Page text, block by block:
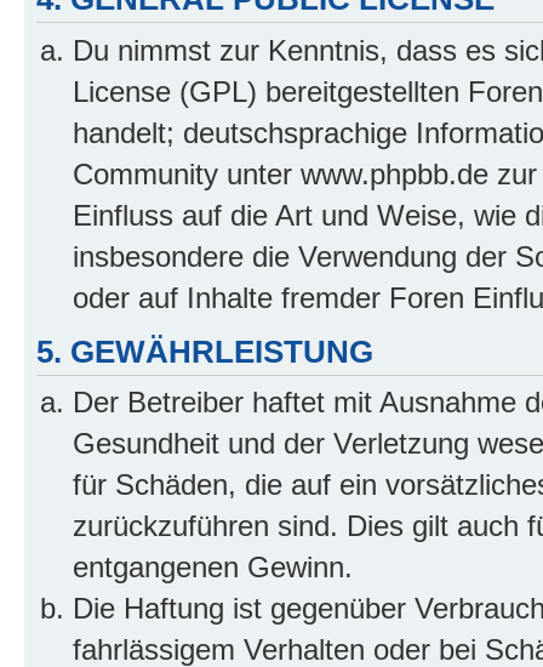
Du nimmst zur Kenntnis, dass es
License (GPL) bereitgestellten
handelt; deutschsprachige
Community unter www.phpbb.de
Einfluss auf die Art und Weise, wie
insbesondere die Verwendung der
oder auf Inhalte fremder Foren
5. GEWÄHRLEISTUNG
Der Betreiber haftet mit Ausnahme
Gesundheit und der Verletzung
für Schäden, die auf ein
zurückzuführen sind. Dies gilt auch
entgangenen Gewinn.
Die Haftung ist gegenüber
fahrlässigem Verhalten oder bei